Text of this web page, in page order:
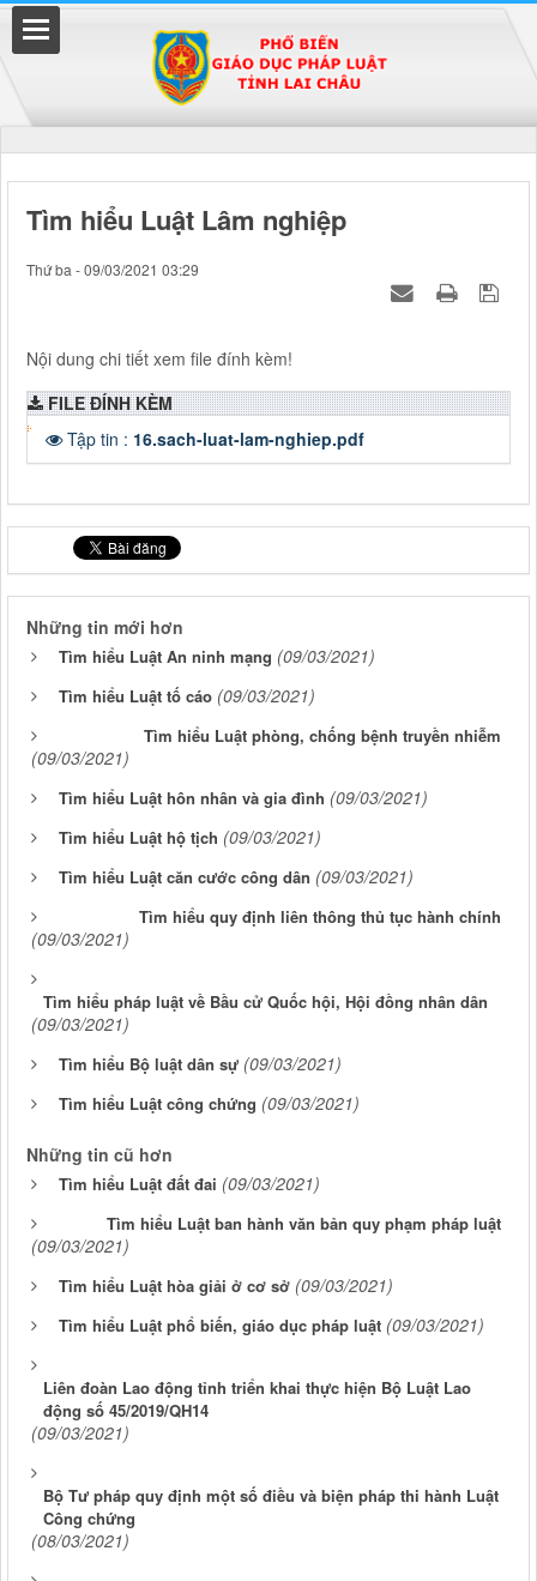
Tìm hiểu Luật Lâm nghiệp
Thứ ba - 09/03/2021 03:29
Nội dung chi tiết xem file đính kèm!
FILE ĐÍNH KÈM
Tập tin : 16.sach-luat-lam-nghiep.pdf
Những tin mới hơn
Tìm hiểu Luật An ninh mạng (09/03/2021)
Tìm hiểu Luật tố cáo (09/03/2021)
Tìm hiểu Luật phòng, chống bệnh truyền nhiễm
(09/03/2021)
Tìm hiểu Luật hôn nhân và gia đình (09/03/2021)
Tìm hiểu Luật hộ tịch (09/03/2021)
Tìm hiểu Luật căn cước công dân (09/03/2021)
Tìm hiểu quy định liên thông thủ tục hành chính
(09/03/2021)
Tìm hiểu pháp luật về Bầu cử Quốc hội, Hội đồng nhân dân
(09/03/2021)
Tìm hiểu Bộ luật dân sự (09/03/2021)
Tìm hiểu Luật công chứng (09/03/2021)
Những tin cũ hơn
Tìm hiểu Luật đất đai (09/03/2021)
Tìm hiểu Luật ban hành văn bản quy phạm pháp luật
(09/03/2021)
Tìm hiểu Luật hòa giải ở cơ sở (09/03/2021)
Tìm hiểu Luật phổ biến, giáo dục pháp luật (09/03/2021)
Liên đoàn Lao động tỉnh triển khai thực hiện Bộ Luật Lao
động số 45/2019/QH14
(09/03/2021)
Bộ Tư pháp quy định một số điều và biện pháp thi hành Luật
Công chứng
(08/03/2021)
Đã kết nối EMC